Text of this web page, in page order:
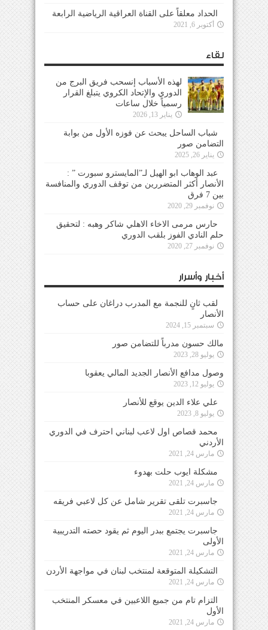
الحداد معلقاً على القناة العراقية الرياضية الرابعة
أكتوبر 6, 2021
لقاء
لهذه الأسباب إنسحب فريق البرج من
الدوري والإتحاد الكروي يتبلغ القرار
رسمياً خلال ساعات
يناير 13, 2026
شباب الساحل يبحث عن فوزه الأول من بوابة
التضامن صور
يناير 26, 2025
عبد الوهاب ابو الهيل لـ”المايسترو سبورت ” :
الأنصار أكثر المتضررين من توقف الدوري والمنافسة
بين 7 فرق
نوفمبر 29, 2020
حارس مرمى الاخاء الاهلي شاكر وهبه : لتحقيق
حلم النادي الفوز بلقب الدوري
نوفمبر 27, 2020
أخبار وأسرار
لقب ثانٍ للنجمة مع المدرب دراغان على حساب
الأنصار
سبتمبر 15, 2024
مالك حسون مدرباً للتضامن صور
يوليو 28, 2023
وصول مدافع الأنصار الجديد المالي يعقوبا
يوليو 12, 2023
علي علاء الدين يوقع للأنصار
يوليو 8, 2023
محمد قصاص اول لاعب لبناني احترف في الدوري
الأردني
مارس 24, 2021
مشكلة ايوب حلت بهدوء
مارس 24, 2021
جاسبرت تلقى تقرير شامل عن كل لاعبي فريقه
مارس 24, 2021
جاسبرت يجتمع ببدر اليوم ثم يقود حصته التدريبية
الأولى
مارس 24, 2021
التشكيلة المتوقعة لمنتخب لبنان في مواجهة الأردن
مارس 24, 2021
التزام تام من جميع اللاعبين في معسكر المنتخب
الأول
مارس 24, 2021